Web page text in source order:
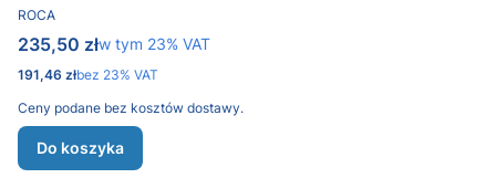
UP187.1200
PRODUCENT
ROCA
Cena brutto
235,50 złw tym %s VAT
w tym 23% VAT
Cena netto
191,46 złbez 23% VAT
Ceny podane bez kosztów dostawy.
Do koszyka